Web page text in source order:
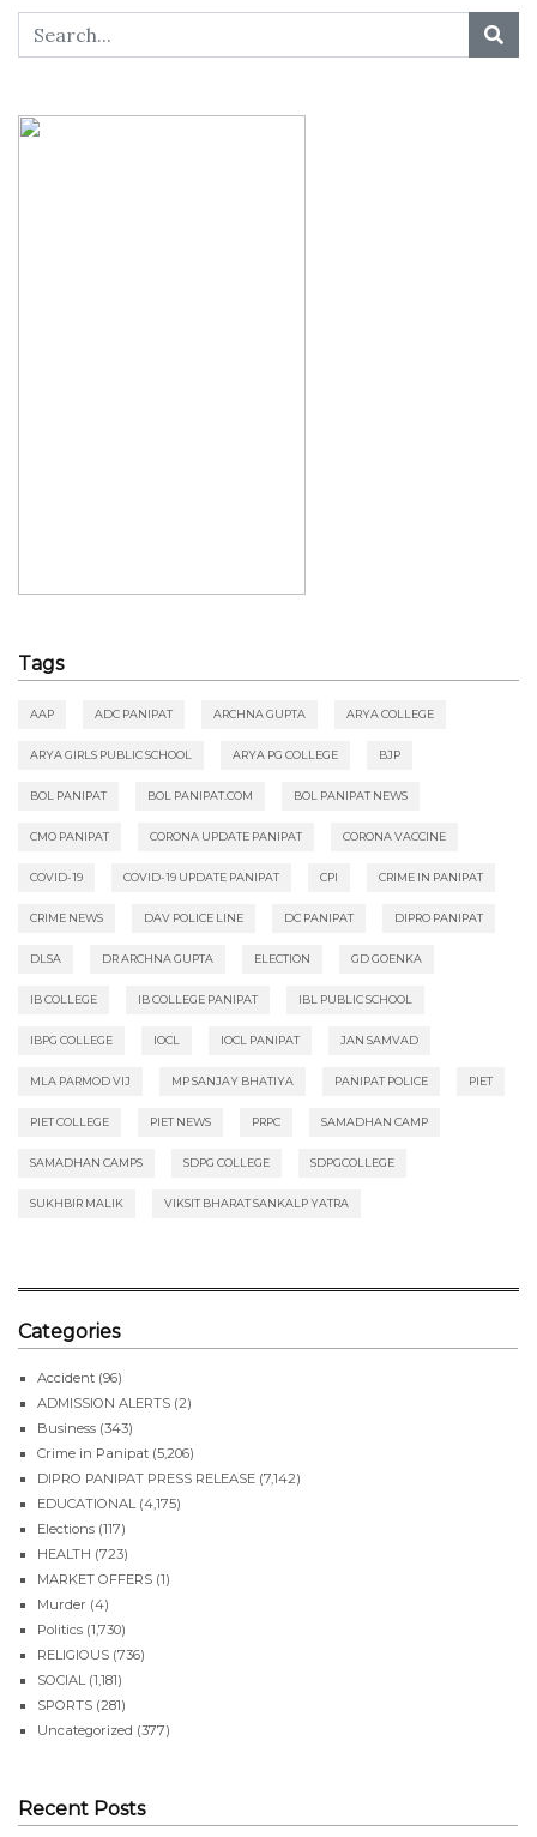
Tags
AAP ADC PANIPAT ARCHNA GUPTA ARYA COLLEGE
ARYA GIRLS PUBLIC SCHOOL ARYA PG COLLEGE BJP
BOL PANIPAT BOL PANIPAT.COM BOL PANIPAT NEWS
CMO PANIPAT CORONA UPDATE PANIPAT CORONA VACCINE
COVID-19 COVID-19 UPDATE PANIPAT CPI CRIME IN PANIPAT
CRIME NEWS DAV POLICE LINE DC PANIPAT DIPRO PANIPAT
DLSA DR ARCHNA GUPTA ELECTION GD GOENKA
IB COLLEGE IB COLLEGE PANIPAT IBL PUBLIC SCHOOL
IBPG COLLEGE IOCL IOCL PANIPAT JAN SAMVAD
MLA PARMOD VIJ MP SANJAY BHATIYA PANIPAT POLICE PIET
PIET COLLEGE PIET NEWS PRPC SAMADHAN CAMP
SAMADHAN CAMPS SDPG COLLEGE SDPGCOLLEGE
SUKHBIR MALIK VIKSIT BHARAT SANKALP YATRA
Categories
Accident (96)
ADMISSION ALERTS (2)
Business (343)
Crime in Panipat (5,206)
DIPRO PANIPAT PRESS RELEASE (7,142)
EDUCATIONAL (4,175)
Elections (117)
HEALTH (723)
MARKET OFFERS (1)
Murder (4)
Politics (1,730)
RELIGIOUS (736)
SOCIAL (1,181)
SPORTS (281)
Uncategorized (377)
Recent Posts